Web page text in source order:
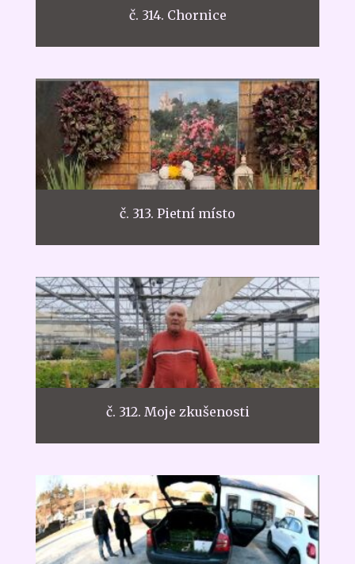
č. 314. Chornice
č. 313. Pietní místo
č. 312. Moje zkušenosti